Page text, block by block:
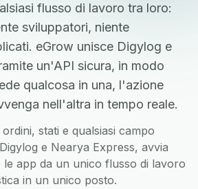
flusso di lavoro tra loro:
sviluppatori, niente
eGrow unisce Digylog e
un'API sicura, in modo
qualcosa in una, l'azione
nell'altra in tempo reale.
stati e qualsiasi campo
e Nearya Express, avvia
le app da un unico flusso di lavoro
in un unico posto.